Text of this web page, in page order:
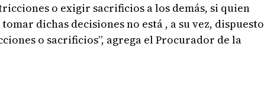
o exigir sacrificios a los demás, si quien
dichas decisiones no está , a su vez, dispuesto
o sacrificios”, agrega el Procurador de la